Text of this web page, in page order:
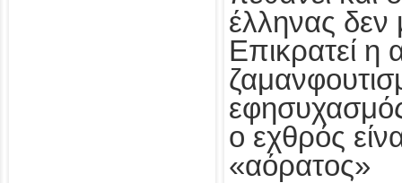
έλληνας δεν
Επικρατεί η
ο εχθρός
«αόρατος»